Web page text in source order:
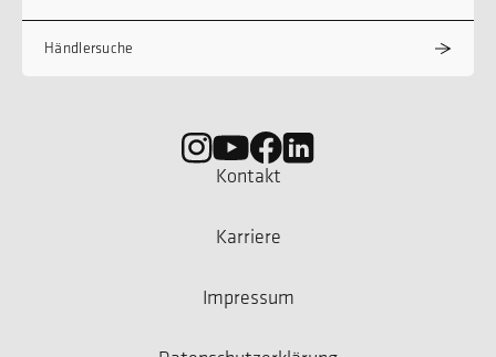
Händlersuche
Kontakt
Karriere
Impressum